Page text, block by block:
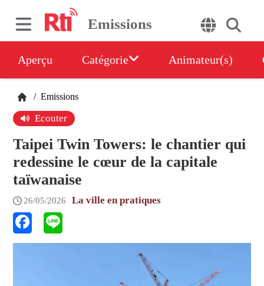
Emissions
Aperçu Catégorie Animateur(s)
/ Emissions
Ecouter
Taipei Twin Towers: le chantier qui
redessine le cœur de la capitale
taïwanaise
26/05/2026 La ville en pratiques